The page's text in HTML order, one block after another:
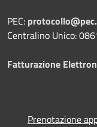
PEC:
Centralino Unico:
Fatturazione
Prenotazione